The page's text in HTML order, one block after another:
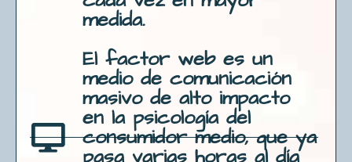
medida.
El factor web es un
medio de comunicación
masivo de alto impacto
en la psicología del
consumidor medio, que ya